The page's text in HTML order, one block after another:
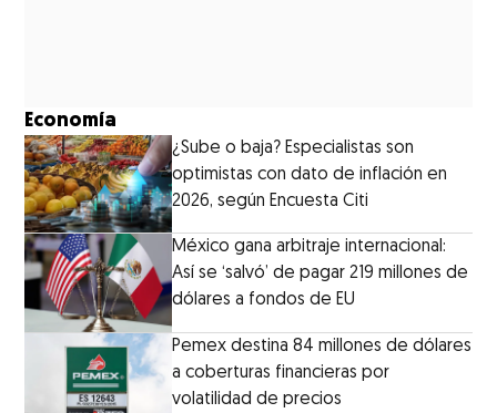
Economía
¿Sube o baja? Especialistas son
optimistas con dato de inflación en
2026, según Encuesta Citi
México gana arbitraje internacional:
Así se ‘salvó’ de pagar 219 millones de
dólares a fondos de EU
Pemex destina 84 millones de dólares
a coberturas financieras por
volatilidad de precios